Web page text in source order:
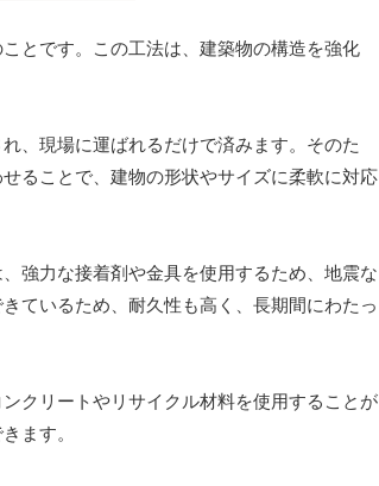
とです。この工法は、建築物の構造を強化
、現場に運ばれるだけで済みます。そのた
ることで、建物の形状やサイズに柔軟に対応
強力な接着剤や金具を使用するため、地震な
ているため、耐久性も高く、長期間にわたっ
クリートやリサイクル材料を使用することが
ます。